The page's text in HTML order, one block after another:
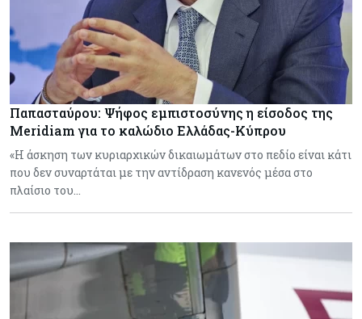
Παπασταύρου: Ψήφος εμπιστοσύνης η είσοδος της
Meridiam για το καλώδιο Ελλάδας-Κύπρου
«Η άσκηση των κυριαρχικών δικαιωμάτων στο πεδίο είναι κάτι
που δεν συναρτάται με την αντίδραση κανενός μέσα στο
πλαίσιο του…